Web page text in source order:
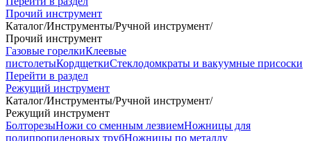
Прочий инструмент
Каталог/Инструменты/Ручной инструмент/
Прочий инструмент
Газовые горелкиКлеевые
пистолетыКордщеткиСтеклодомкраты и вакуумные присоски
Перейти в раздел
Режущий инструмент
Каталог/Инструменты/Ручной инструмент/
Режущий инструмент
БолторезыНожи со сменным лезвиемНожницы для
полипропиленовых трубНожницы по металлу